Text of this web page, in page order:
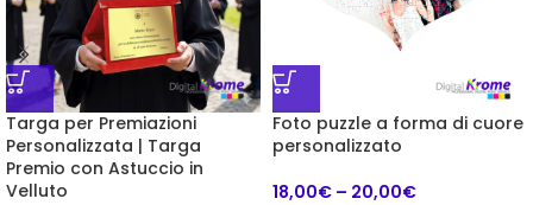
Targa per Premiazioni
Personalizzata | Targa
Premio con Astuccio in
Velluto
Foto puzzle a forma di cuore
personalizzato
18,00€ – 20,00€